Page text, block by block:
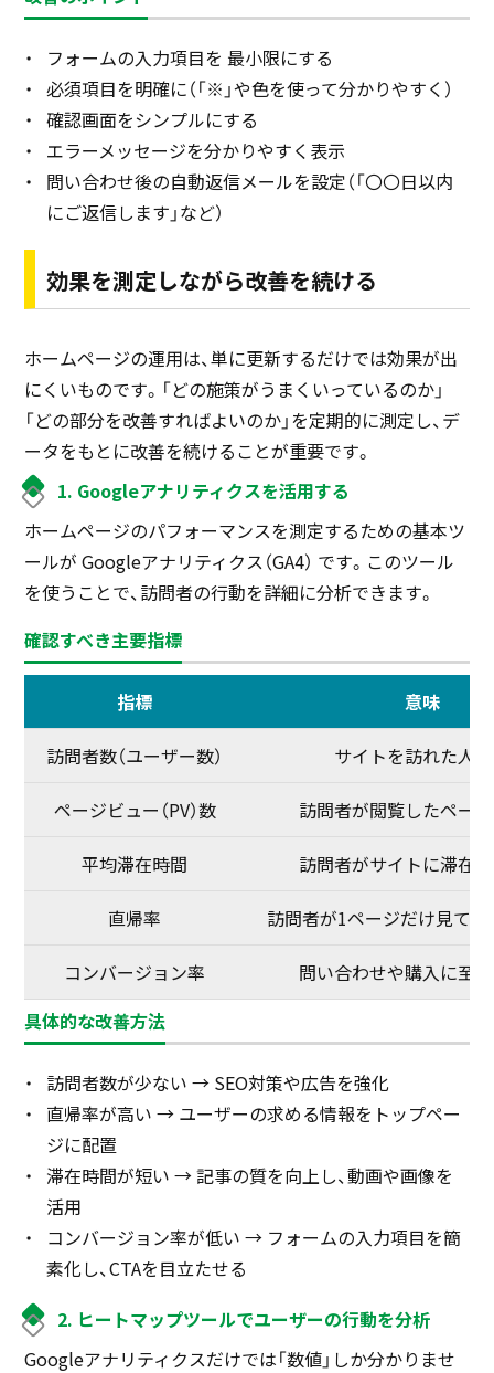
フォームの入力項目を 最小限にする
必須項目を明確に（「※」や色を使って分かりやすく）
確認画面をシンプルにする
エラーメッセージを分かりやすく表示
問い合わせ後の自動返信メールを設定（「〇〇日以内
にご返信します」など）
効果を測定しながら改善を続ける
ホームページの運用は、単に更新するだけでは効果が出
にくいものです。「どの施策がうまくいっているのか」
「どの部分を改善すればよいのか」を定期的に測定し、デ
ータをもとに改善を続けることが重要です。
1. Googleアナリティクスを活用する
ホームページのパフォーマンスを測定するための基本ツ
ールが Googleアナリティクス（GA4） です。このツール
を使うことで、訪問者の行動を詳細に分析できます。
確認すべき主要指標
指標 意味
訪問者数（ユーザー数） サイトを訪れた人
ページビュー（PV）数 訪問者が閲覧したペー
平均滞在時間 訪問者がサイトに滞在
直帰率 訪問者が1ページだけ見て
コンバージョン率
問い合わせや購入に至
具体的な改善方法
訪問者数が少ない → SEO対策や広告を強化
直帰率が高い → ユーザーの求める情報をトップペー
ジに配置
滞在時間が短い → 記事の質を向上し、動画や画像を
活用
コンバージョン率が低い → フォームの入力項目を簡
素化し、CTAを目立たせる
2. ヒートマップツールでユーザーの行動を分析
Googleアナリティクスだけでは「数値」しか分かりませ